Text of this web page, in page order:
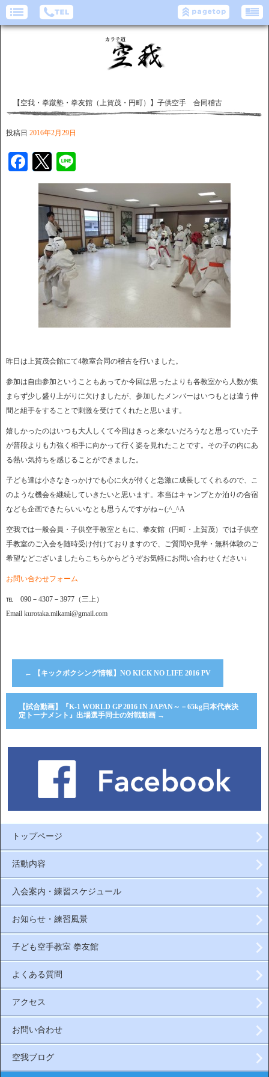
【空我・拳蹴塾・拳友館（上賀茂・円町）】子供空手 合同稽古
投稿日 2016年2月29日
Facebook
Twitter
昨日は上賀茂会館にて4教室合同の稽古を行いました。
参加は自由参加ということもあってか今回は思ったよりも各教室から人数が集
まらず少し盛り上がりに欠けましたが、参加したメンバーはいつもとは違う仲
間と組手をすることで刺激を受けてくれたと思います。
嬉しかったのはいつも大人しくて今回はきっと来ないだろうなと思っていた子
が普段よりも力強く相手に向かって行く姿を見れたことです。その子の内にあ
る熱い気持ちを感じることができました。
子ども達は小さなきっかけでも心に火が付くと急激に成長してくれるので、こ
のような機会を継続していきたいと思います。本当はキャンプとか泊りの合宿
なども企画できたらいいなとも思うんですがね～(;^_^A
空我では一般会員・子供空手教室ともに、拳友館（円町・上賀茂）では子供空
手教室のご入会を随時受け付けておりますので、ご質問や見学・無料体験のご
希望などございましたらこちらからどうぞお気軽にお問い合わせください↓
お問い合わせフォーム
℡ 090－4307－3977（三上）
Email kurotaka.mikami@gmail.com
← 【キックボクシング情報】NO KICK NO LIFE 2016 PV
【試合動画】『K-1 WORLD GP 2016 IN JAPAN～－65kg日本代表決
定トーナメント』出場選手同士の対戦動画 →
トップページ
活動内容
入会案内・練習スケジュール
お知らせ・練習風景
子ども空手教室 拳友館
よくある質問
アクセス
お問い合わせ
空我ブログ